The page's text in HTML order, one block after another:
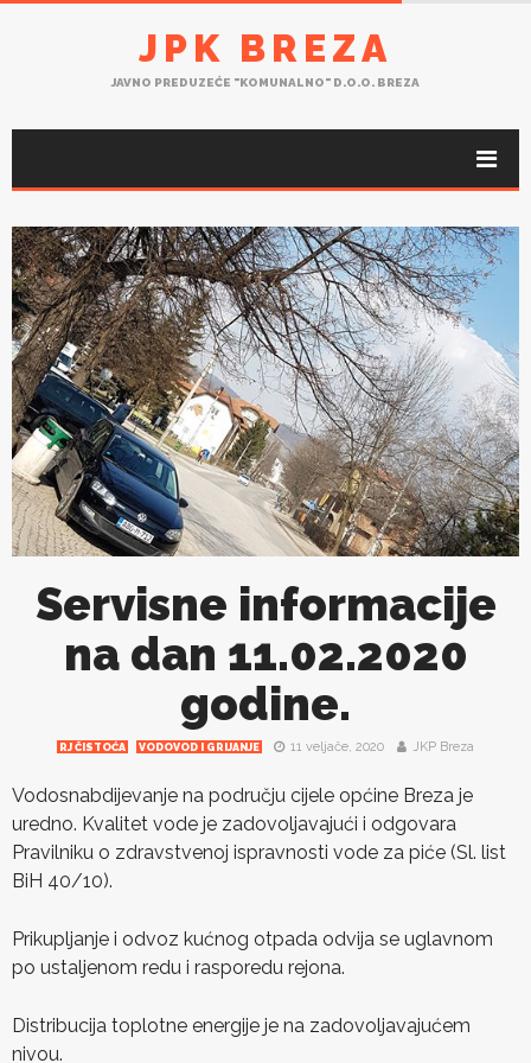
JPK BREZA
JAVNO PREDUZEĆE "KOMUNALNO" D.O.O. BREZA
Servisne informacije
na dan 11.02.2020
godine.
RJ ČISTOĆA VODOVOD I GRIJANJE 11 veljače, 2020 JKP Breza
Vodosnabdijevanje na području cijele općine Breza je
uredno. Kvalitet vode je zadovoljavajući i odgovara
Pravilniku o zdravstvenoj ispravnosti vode za piće (Sl. list
BiH 40/10).
Prikupljanje i odvoz kućnog otpada odvija se uglavnom
po ustaljenom redu i rasporedu rejona.
Distribucija toplotne energije je na zadovoljavajućem
nivou.